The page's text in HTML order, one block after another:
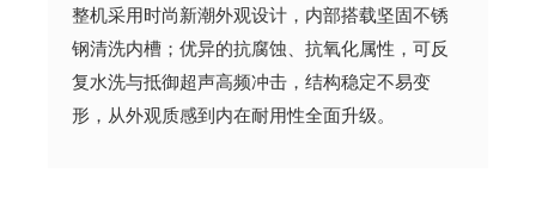
整机采用时尚新潮外观设计，内部搭载坚固不锈
钢清洗内槽；优异的抗腐蚀、抗氧化属性，可反
复水洗与抵御超声高频冲击，结构稳定不易变
形，从外观质感到内在耐用性全面升级。